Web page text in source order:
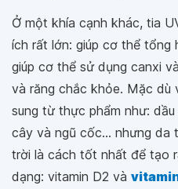
Ở một khía cạnh khác, tia
ích rất lớn: giúp cơ thể tổng
giúp cơ thể sử dụng canxi
và răng chắc khỏe. Mặc
sung từ thực phẩm như:
cây và ngũ cốc... nhưng da
trời là cách tốt nhất để tạo
dạng: vitamin D2 và